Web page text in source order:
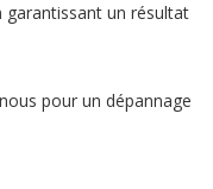
un résultat
pour un dépannage